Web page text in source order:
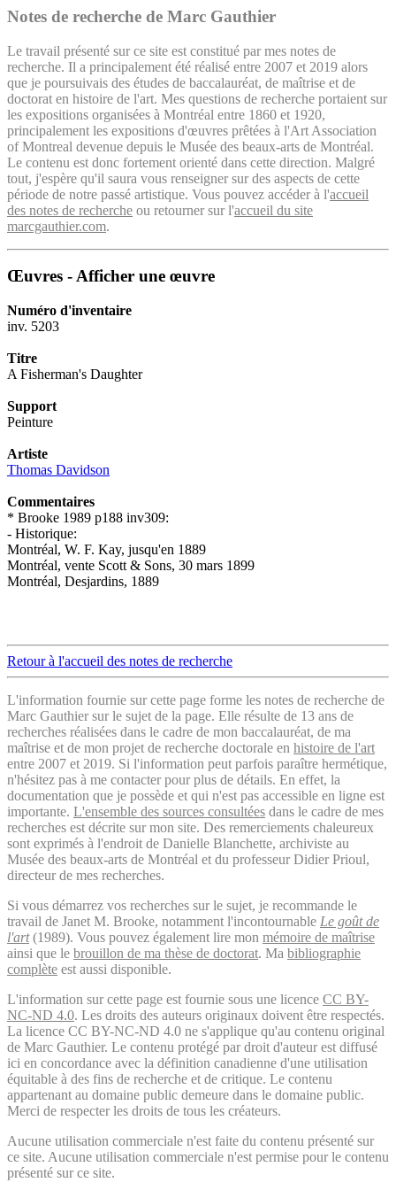
Notes de recherche de Marc Gauthier
Le travail présenté sur ce site est constitué par mes notes de
recherche. Il a principalement été réalisé entre 2007 et 2019 alors
que je poursuivais des études de baccalauréat, de maîtrise et de
doctorat en histoire de l'art. Mes questions de recherche portaient sur
les expositions organisées à Montréal entre 1860 et 1920,
principalement les expositions d'œuvres prêtées à l'Art Association
of Montreal devenue depuis le Musée des beaux-arts de Montréal.
Le contenu est donc fortement orienté dans cette direction. Malgré
tout, j'espère qu'il saura vous renseigner sur des aspects de cette
période de notre passé artistique. Vous pouvez accéder à l'accueil
des notes de recherche ou retourner sur l'accueil du site
marcgauthier.com.
Œuvres - Afficher une œuvre
Numéro d'inventaire
inv. 5203
Titre
A Fisherman's Daughter
Support
Peinture
Artiste
Thomas Davidson
Commentaires
* Brooke 1989 p188 inv309:
- Historique:
Montréal, W. F. Kay, jusqu'en 1889
Montréal, vente Scott & Sons, 30 mars 1899
Montréal, Desjardins, 1889
Retour à l'accueil des notes de recherche
L'information fournie sur cette page forme les notes de recherche de
Marc Gauthier sur le sujet de la page. Elle résulte de 13 ans de
recherches réalisées dans le cadre de mon baccalauréat, de ma
maîtrise et de mon projet de recherche doctorale en histoire de l'art
entre 2007 et 2019. Si l'information peut parfois paraître hermétique,
n'hésitez pas à me contacter pour plus de détails. En effet, la
documentation que je possède et qui n'est pas accessible en ligne est
importante. L'ensemble des sources consultées dans le cadre de mes
recherches est décrite sur mon site. Des remerciements chaleureux
sont exprimés à l'endroit de Danielle Blanchette, archiviste au
Musée des beaux-arts de Montréal et du professeur Didier Prioul,
directeur de mes recherches.
Si vous démarrez vos recherches sur le sujet, je recommande le
travail de Janet M. Brooke, notamment l'incontournable Le goût de
l'art(1989). Vous pouvez également lire mon mémoire de maîtrise
ainsi que le brouillon de ma thèse de doctorat. Ma bibliographie
complète est aussi disponible.
L'information sur cette page est fournie sous une licence CC BY-
NC-ND 4.0. Les droits des auteurs originaux doivent être respectés.
La licence CC BY-NC-ND 4.0 ne s'applique qu'au contenu original
de Marc Gauthier. Le contenu protégé par droit d'auteur est diffusé
ici en concordance avec la définition canadienne d'une utilisation
équitable à des fins de recherche et de critique. Le contenu
appartenant au domaine public demeure dans le domaine public.
Merci de respecter les droits de tous les créateurs.
Aucune utilisation commerciale n'est faite du contenu présenté sur
ce site. Aucune utilisation commerciale n'est permise pour le contenu
présenté sur ce site.